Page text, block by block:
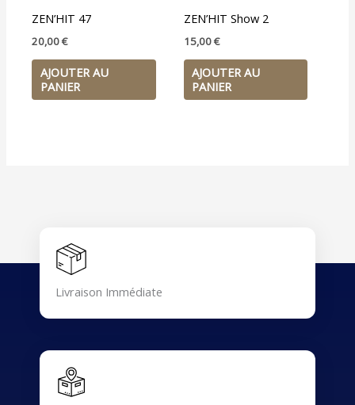
ZEN’HIT 47
20,00€
AJOUTER AU
PANIER
ZEN’HIT Show 2
15,00€
AJOUTER AU
PANIER
Livraison Immédiate